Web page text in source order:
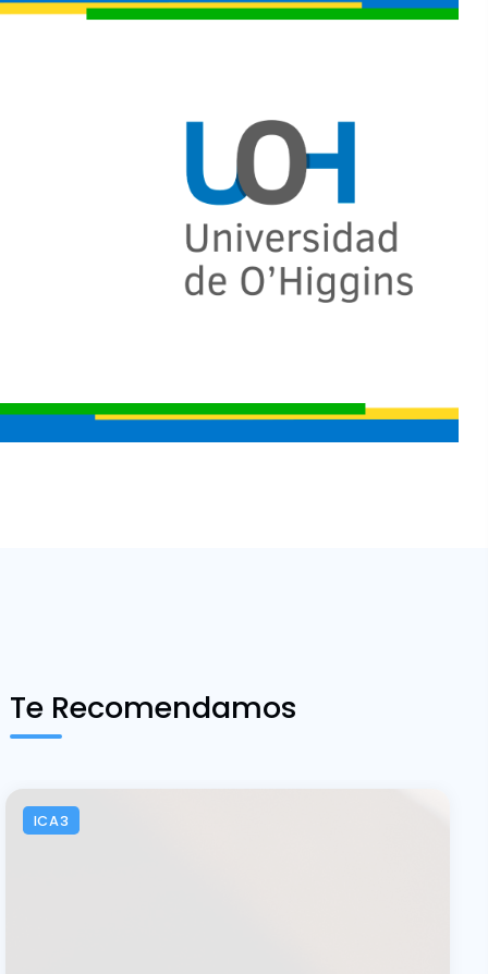
Te Recomendamos
ICA3